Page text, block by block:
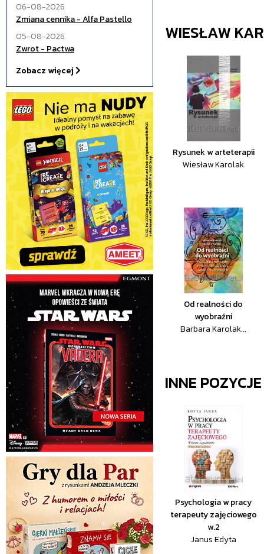
06-08-2026
Zmiana cennika - Alfa Pastello
05-08-2026
Zwrot - Pactwa
Zobacz więcej
WIESŁAW
Rysunek w arteterapii
Wiesław Karolak
Od realności do
wyobraźni
Barbara Karolak...
INNE
Psychologia w pracy
terapeuty zajęciowego
w.2
Janus Edyta